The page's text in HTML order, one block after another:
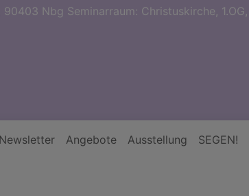
Nbg Seminarraum: Christuskirche, 1.OG,
Newsletter Angebote Ausstellung SEGEN!